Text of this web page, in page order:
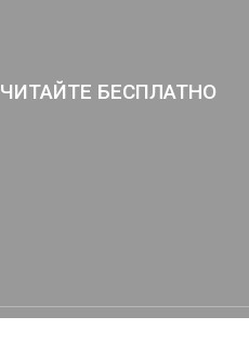
ЧИТАЙТЕ БЕСПЛАТНО